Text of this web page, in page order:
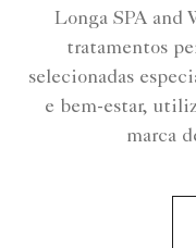
Longa SPA and
tratamentos
selecionadas
e bem-estar,
marca